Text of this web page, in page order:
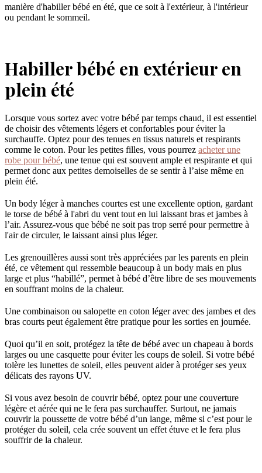
manière d'habiller bébé en été, que ce soit à l'extérieur, à l'intérieur
ou pendant le sommeil.
Habiller bébé en extérieur en
plein été
Lorsque vous sortez avec votre bébé par temps chaud, il est essentiel
de choisir des vêtements légers et confortables pour éviter la
surchauffe. Optez pour des tenues en tissus naturels et respirants
comme le coton. Pour les petites filles, vous pourrez acheter une
robe pour bébé, une tenue qui est souvent ample et respirante et qui
permet donc aux petites demoiselles de se sentir à l’aise même en
plein été.
Un body léger à manches courtes est une excellente option, gardant
le torse de bébé à l'abri du vent tout en lui laissant bras et jambes à
l’air. Assurez-vous que bébé ne soit pas trop serré pour permettre à
l'air de circuler, le laissant ainsi plus léger.
Les grenouillères aussi sont très appréciées par les parents en plein
été, ce vêtement qui ressemble beaucoup à un body mais en plus
large et plus “habillé”, permet à bébé d’être libre de ses mouvements
en souffrant moins de la chaleur.
Une combinaison ou salopette en coton léger avec des jambes et des
bras courts peut également être pratique pour les sorties en journée.
Quoi qu’il en soit, protégez la tête de bébé avec un chapeau à bords
larges ou une casquette pour éviter les coups de soleil. Si votre bébé
tolère les lunettes de soleil, elles peuvent aider à protéger ses yeux
délicats des rayons UV.
Si vous avez besoin de couvrir bébé, optez pour une couverture
légère et aérée qui ne le fera pas surchauffer. Surtout, ne jamais
couvrir la poussette de votre bébé d’un lange, même si c’est pour le
protéger du soleil, cela crée souvent un effet étuve et le fera plus
souffrir de la chaleur.